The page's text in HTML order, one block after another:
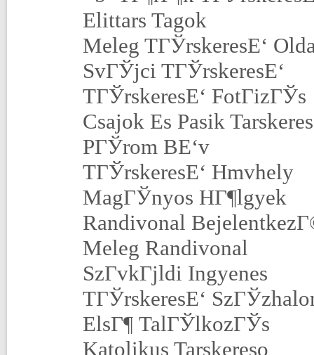
Elittars Tagok
Meleg TГЎrskeresЕ‘
SvГЎjci TГЎrskeresЕ‘
TГЎrskeresЕ‘ FotГіzГЎs
Csajok Es Pasik
PГЎrom BЕ‘v
TГЎrskeresЕ‘ Hmvhely
MagГЎnyos HГ¶lgyek
Randivonal
Meleg Randivonal
SzГ­vkГјldi Ingyenes
TГЎrskeresЕ‘
ElsГ¶ TalГЎlkozГЎs
Katolikus Tarskereso